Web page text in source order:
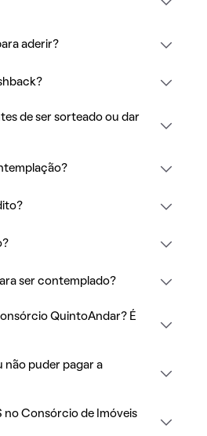
aderir?
de ser sorteado ou dar
ser contemplado?
QuintoAndar? É
não puder pagar a
no Consórcio de Imóveis